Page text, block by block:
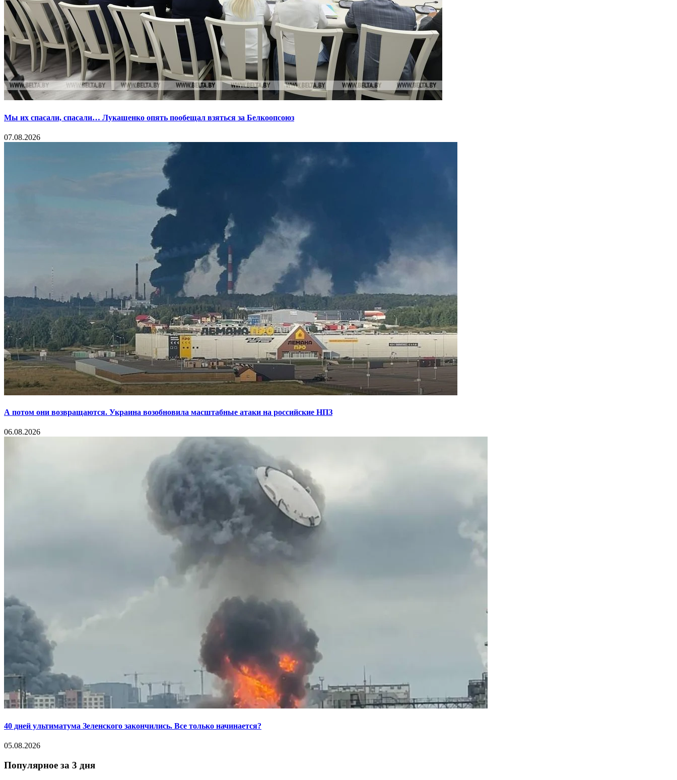
Мы их спасали, спасали… Лукашенко опять пообещал взяться за Белкоопсоюз
07.08.2026
А потом они возвращаются. Украина возобновила масштабные атаки на российские НПЗ
06.08.2026
40 дней ультиматума Зеленского закончились. Все только начинается?
05.08.2026
Популярное за 3 дня